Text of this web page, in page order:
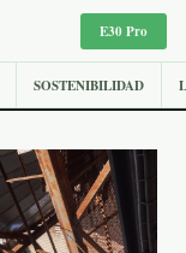
E30 Pro
SOSTENIBILIDAD